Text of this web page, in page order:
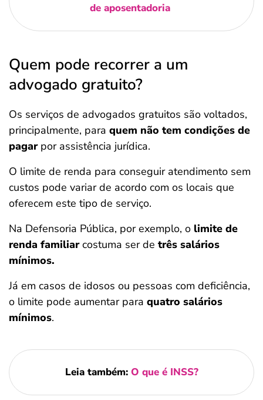
de aposentadoria
Quem pode recorrer a um
advogado gratuito?
Os serviços de advogados gratuitos são voltados,
principalmente, para quem não tem condições de
pagarpor assistência jurídica.
O limite de renda para conseguir atendimento sem
custos pode variar de acordo com os locais que
oferecem este tipo de serviço.
Na Defensoria Pública, por exemplo, o limite de
renda familiarcostuma ser de três salários
mínimos.
Já em casos de idosos ou pessoas com deficiência,
o limite pode aumentar para quatro salários
mínimos​.
Leia também: O que é INSS?